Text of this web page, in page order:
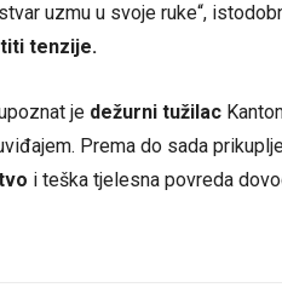
uzmu u svoje ruke“,
tenzije.
je dežurni tužilac
Prema do sada
i teška tjelesna povreda